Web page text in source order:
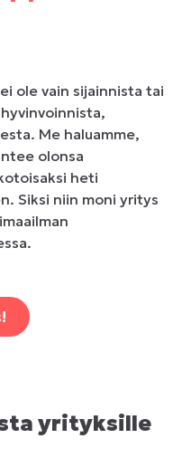
ole vain sijainnista tai
Me haluamme,
olonsa
heti
Siksi niin moni yritys
yrityksille